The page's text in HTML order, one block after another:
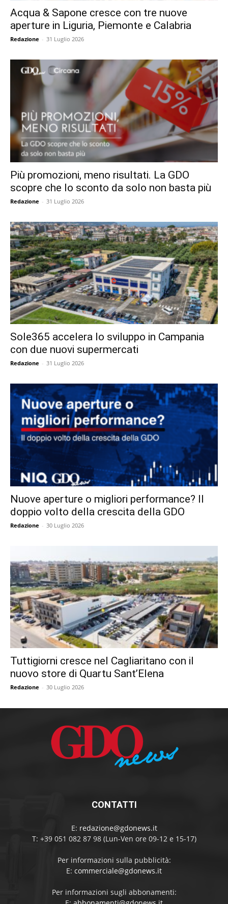
Acqua & Sapone cresce con tre nuove
aperture in Liguria, Piemonte e Calabria
Redazione - 31 Luglio 2026
Più promozioni, meno risultati. La GDO
scopre che lo sconto da solo non basta più
Redazione - 31 Luglio 2026
Sole365 accelera lo sviluppo in Campania
con due nuovi supermercati
Redazione - 31 Luglio 2026
Nuove aperture o migliori performance? Il
doppio volto della crescita della GDO
Redazione - 30 Luglio 2026
Tuttigiorni cresce nel Cagliaritano con il
nuovo store di Quartu Sant’Elena
Redazione - 30 Luglio 2026
CONTATTI
E: redazione@gdonews.it
T: +39 051 082 87 98 (Lun-Ven ore 09-12 e 15-17)
Per informazioni sulla pubblicità:
E: commerciale@gdonews.it
Per informazioni sugli abbonamenti: